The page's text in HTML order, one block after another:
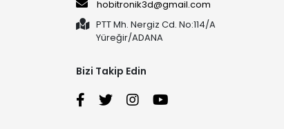
hobitronik3d@gmail.com
PTT Mh. Nergiz Cd. No:114/A
Yüreğir/ADANA
Bizi Takip Edin